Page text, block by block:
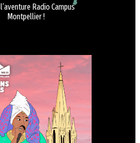
Radio Campus
Montpellier !